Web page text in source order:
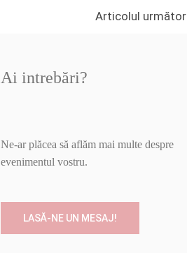
Articolul următor
Ai intrebări?
Ne-ar plăcea să aflăm mai multe despre
evenimentul vostru.
LASĂ-NE UN MESAJ!